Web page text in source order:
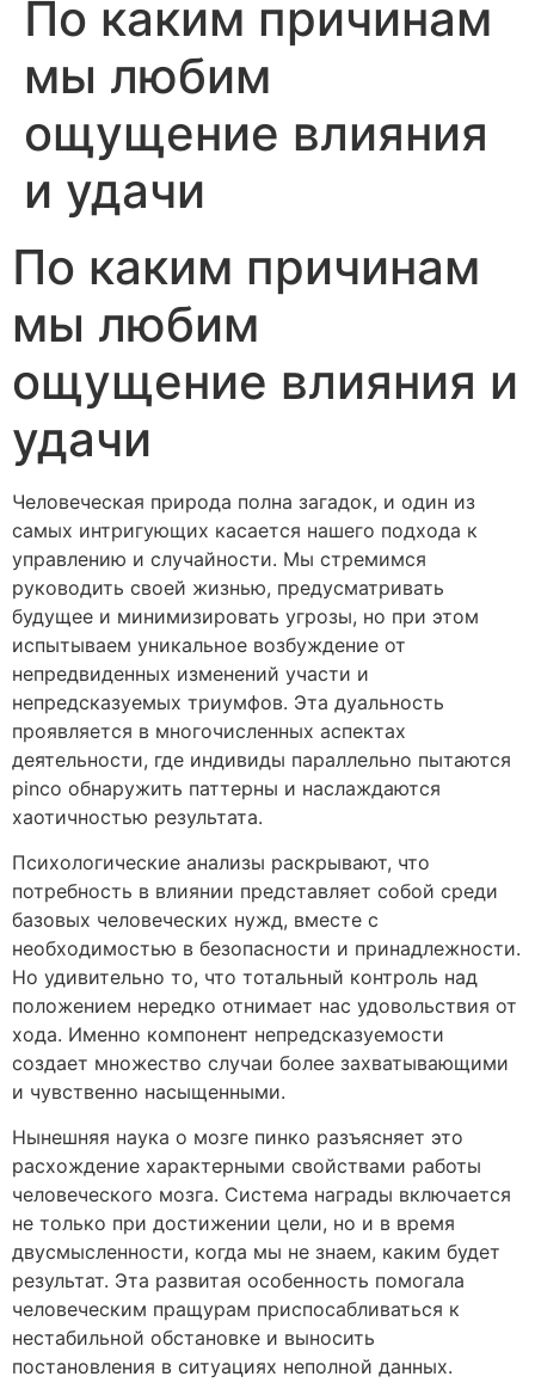
По каким причинам
мы любим
ощущение влияния
и удачи
По каким причинам
мы любим
ощущение влияния и
удачи
Человеческая природа полна загадок, и один из
самых интригующих касается нашего подхода к
управлению и случайности. Мы стремимся
руководить своей жизнью, предусматривать
будущее и минимизировать угрозы, но при этом
испытываем уникальное возбуждение от
непредвиденных изменений участи и
непредсказуемых триумфов. Эта дуальность
проявляется в многочисленных аспектах
деятельности, где индивиды параллельно пытаются
pinco обнаружить паттерны и наслаждаются
хаотичностью результата.
Психологические анализы раскрывают, что
потребность в влиянии представляет собой среди
базовых человеческих нужд, вместе с
необходимостью в безопасности и принадлежности.
Но удивительно то, что тотальный контроль над
положением нередко отнимает нас удовольствия от
хода. Именно компонент непредсказуемости
создает множество случаи более захватывающими
и чувственно насыщенными.
Нынешняя наука о мозге пинко разъясняет это
расхождение характерными свойствами работы
человеческого мозга. Система награды включается
не только при достижении цели, но и в время
двусмысленности, когда мы не знаем, каким будет
результат. Эта развитая особенность помогала
человеческим пращурам приспосабливаться к
нестабильной обстановке и выносить
постановления в ситуациях неполной данных.